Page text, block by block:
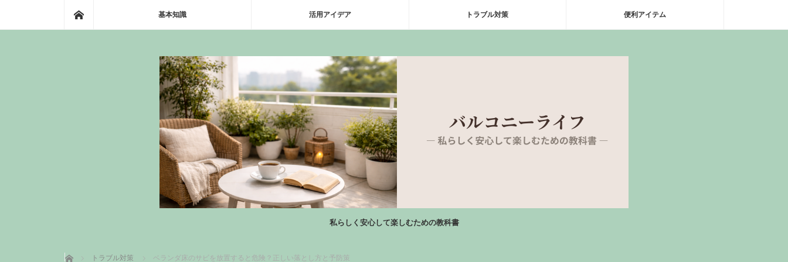
基本知識 活用アイデア トラブル対策 便利アイテム
私らしく安心して楽しむための教科書
ホーム トラブル対策 ベランダ床のサビを放置すると危険？正しい落とし方と予防策